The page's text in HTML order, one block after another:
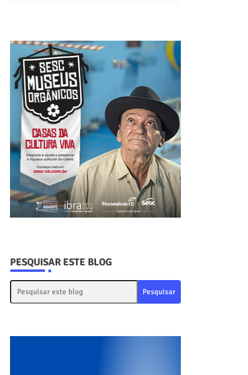
PESQUISAR ESTE BLOG